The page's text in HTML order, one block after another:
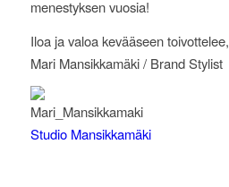
menestyksen vuosia!
Iloa ja valoa kevääseen toivottelee,
Mari Mansikkamäki / Brand Stylist
Studio Mansikkamäki